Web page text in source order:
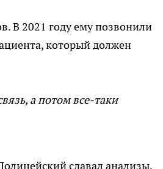
В 2021 году ему позвонили
который должен
а потом все-таки
сдавал анализы.